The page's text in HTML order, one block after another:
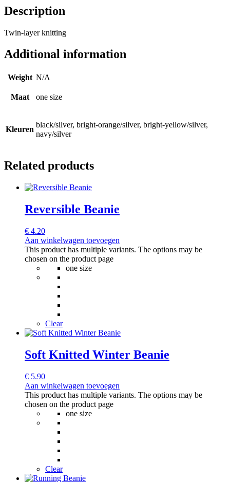
Description
Twin-layer knitting
Additional information
Weight N/A
Maat one size
Kleuren
black/silver, bright-orange/silver, bright-yellow/silver,
navy/silver
Related products
Reversible Beanie
€ 4.20
Aan winkelwagen toevoegen
This product has multiple variants. The options may be
chosen on the product page
one size
Clear
Soft Knitted Winter Beanie
€ 5.90
Aan winkelwagen toevoegen
This product has multiple variants. The options may be
chosen on the product page
one size
Clear